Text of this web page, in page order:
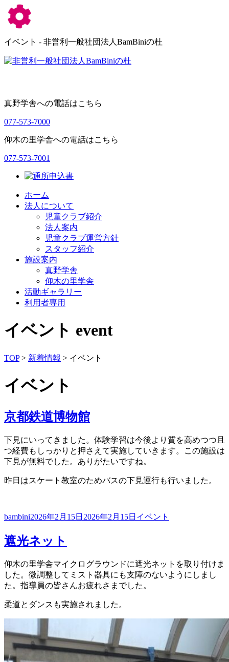
イベント - 非営利一般社団法人BamBiniの杜
真野学舎への電話はこちら
077-573-7000
仰木の里学舎への電話はこちら
077-573-7001
ホーム
法人について
児童クラブ紹介
法人案内
児童クラブ運営方針
スタッフ紹介
施設案内
真野学舎
仰木の里学舎
活動ギャラリー
利用者専用
イベント event
TOP> 新着情報 > イベント
イベント
京都鉄道博物館
下見にいってきました。体験学習は今後より質を高めつつ且
つ経費もしっかりと押さえて実施していきます。この施設は
下見が無料でした。ありがたいですね。
昨日はスケート教室のためバスの下見運行も行いました。
投
者
bambini投
日:
2026年2月15日 2026年2月15日 カ
ー
イベント
遮光ネット
仰木の里学舎マイクログラウンドに遮光ネットを取り付けま
した。微調整してミスト器具にも支障のないようにしまし
た。指導員の皆さんお疲れさまでした。
柔道とダンスも実施されました。